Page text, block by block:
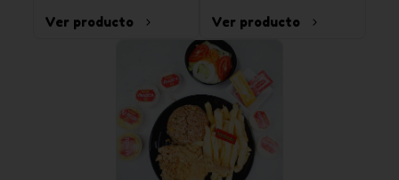
Ver producto
Ver producto